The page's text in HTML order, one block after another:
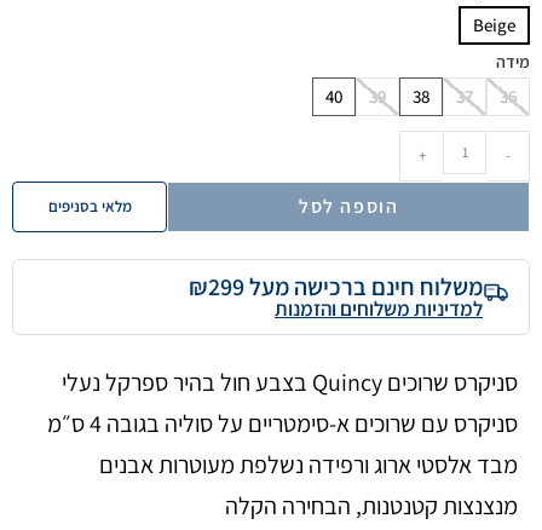
Beige
מידה
36
37
38
39
40
-
+
הוספה לסל מלאי בסניפים
משלוח חינם ברכישה מעל ₪299
למדיניות משלוחים והזמנות
סניקרס שרוכים Quincy בצבע חול בהיר ספרקל נעלי
סניקרס עם שרוכים א-סימטריים על סוליה בגובה 4 ס״מ
מבד אלסטי ארוג ורפידה נשלפת מעוטרות אבנים
מנצנצות קטנטנות, הבחירה הקלה